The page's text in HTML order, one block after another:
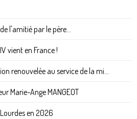
l'amitié par le père...
vient en France !
renouvelée au service de la mi...
Marie-Ange MANGEOT
en 2026